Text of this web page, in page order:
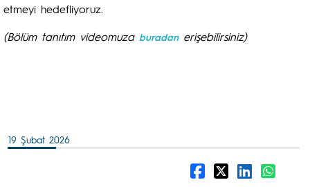
etmeyi hedefliyoruz.
(Bölüm tanıtım videomuza buradanerişebilirsiniz)
19 Şubat 2026